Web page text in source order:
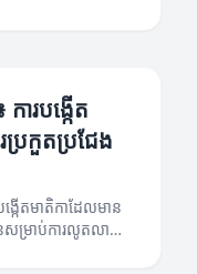
ារបង្កើត
ប្រកួតប្រជែង
ើតមាតិកាដែលមាន
សម្រាប់ការលូតលាស់